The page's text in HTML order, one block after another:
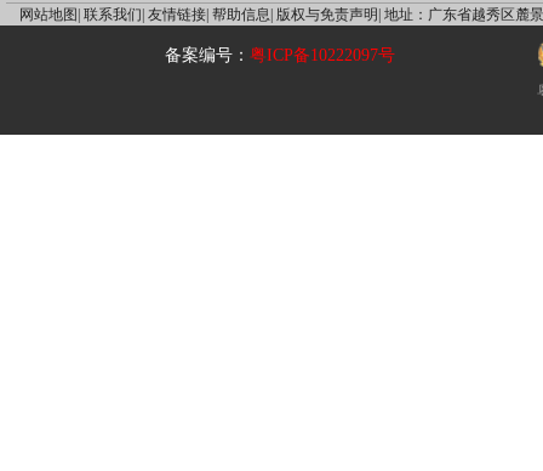
网站地图| 联系我们| 友情链接| 帮助信息| 版权与免责声明| 地址：广东省越秀区麓
备案编号：粤ICP备10222097号